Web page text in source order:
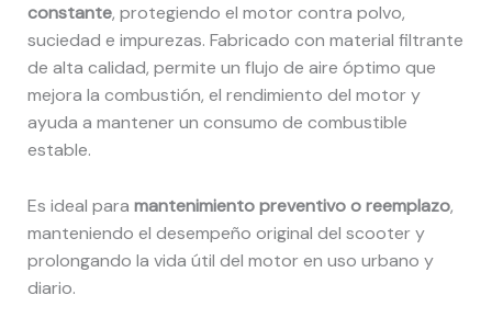
constante, protegiendo el motor contra polvo,
suciedad e impurezas. Fabricado con material filtrante
de alta calidad, permite un flujo de aire óptimo que
mejora la combustión, el rendimiento del motor y
ayuda a mantener un consumo de combustible
estable.
Es ideal para mantenimiento preventivo o reemplazo,
manteniendo el desempeño original del scooter y
prolongando la vida útil del motor en uso urbano y
diario.